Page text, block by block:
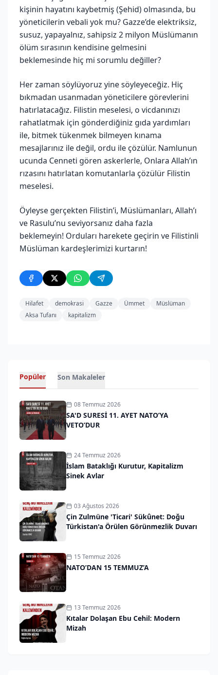
kişinin hayatını kaybetmiş (Şehid) olmasında, bu
yöneticilerin vebali yok mu? Gazze’de elektriksiz,
susuz, yapayalnız, sahipsiz 2 milyon Müslümanın
ölüm sırasının kendisine gelmesini
beklemesinde hiç mi sorumlu değiller?
Her zaman söylüyoruz yine söyleyeceğiz. Hiç
bıkmadan usanmadan yöneticilere görevlerini
hatırlatacağız. Filistin meselesi, o vicdanınızı
rahatlatmak için gönderdiğiniz gıda yardımları
ile, bitmek tükenmek bilmeyen kınama
mesajlarınız ile değil, ordu ile çözülür. Namlunun
ucunda Cenneti gören askerlerle, Onlara Allah’ın
rızasını hatırlatan komutanlarla çözülür Filistin
meselesi.
Öyleyse gerçekten Filistin’i, Müslümanları, Allah’ı
ve Rasulu’nu seviyorsanız daha fazla
beklemeyin! Orduları harekete geçirin ve Filistinli
Müslüman kardeşlerimizi kurtarın!
Hilafet demokrasi Gazze Ümmet
Müslüman
Aksa Tufanı
kapitalizm
Popüler Son Makaleler
08 Temmuz 2026
SA'D SURESİ 11. AYET NATO’YA
VETO’DUR
24 Temmuz 2026
İslam Bataklığı Kurutur, Kapitalizm
Sinek Avlar
03 Ağustos 2026
Çin Zulmüne 'Ticari' Sükûnet: Doğu
Türkistan'a Örülen Görünmezlik Duvarı
15 Temmuz 2026
NATO’DAN 15 TEMMUZ’A
13 Temmuz 2026
Kıtalar Dolaşan Ebu Cehil: Modern
Mizah